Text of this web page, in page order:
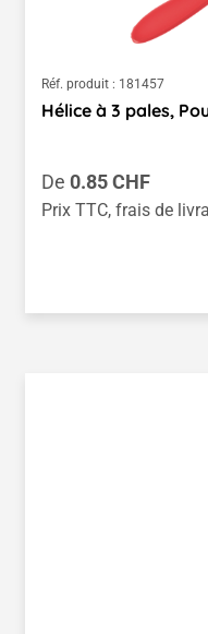
Réf. produit : 181457
Hélice à 3 pales,
Prix régulier :
De 0.85 CHF
Prix TTC, frais de